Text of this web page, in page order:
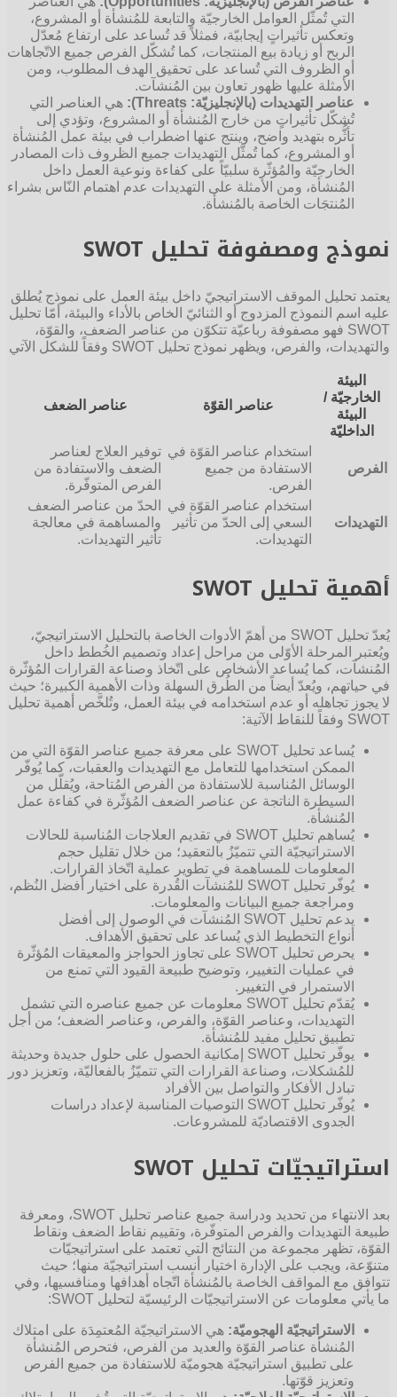
التي تُمثّل العوامل الخارجيّة والتابعة للمُنشأة أو المشروع،
وتعكس تأثيراتٍ إيجابيّة، فمثلاً قد تُساعد على ارتفاع مُعدّل
الربح أو زيادة بيع المنتجات، كما تُشكّل الفرص جميع الاتّجاهات
أو الظروف التي تُساعد على تحقيق الهدف المطلوب، ومن
الأمثلة عليها ظهور تعاون بين المُنشآت.
عناصر التهديدات (بالإنجليزيّة: Threats):
هي العناصر التي
تُشكّل تأثيراتٍ من خارج المُنشأة أو المشروع، وتؤدي إلى
تأثُّره بتهديد واضح، وينتج عنها اضطراب في بيئة عمل المُنشأة
أو المشروع، كما تُمثّل التهديدات جميع الظروف ذات المصادر
الخارجيّة والمُؤثّرة سلبيّاً على كفاءة ونوعية العمل داخل
المُنشأة، ومن الأمثلة على التهديدات عدم اهتمام النّاس بشراء
المُنتجَات الخاصة بالمُنشأة.
نموذج ومصفوفة تحليل SWOT
يعتمد تحليل الموقف الاستراتيجيّ داخل بيئة العمل على نموذج يُطلق
عليه اسم النموذج المزدوج أو الثنائيّ الخاص بالأداء والبيئة، أمّا تحليل
SWOT فهو مصفوفة رباعيّة تتكوّن من عناصر الضعف، والقوّة،
والتهديدات، والفرص، ويظهر نموذج تحليل SWOT وفقاً للشكل الآتي
البيئة
الخارجيّة /
البيئة
الداخليّة
عناصر القوّة عناصر الضعف
الفرص
استخدام عناصر القوّة في
الاستفادة من جميع
الفرص.
توفير العلاج لعناصر
الضعف والاستفادة من
الفرص المتوفّرة.
التهديدات
استخدام عناصر القوّة في
السعي إلى الحدّ من تأثير
التهديدات.
الحدّ من عناصر الضعف
والمساهمة في معالجة
تأثير التهديدات.
أهمية تحليل SWOT
يُعدّ تحليل SWOT من أهمّ الأدوات الخاصة بالتحليل الاستراتيجيّ،
ويُعتبر المرحلة الأوّلى من مراحل إعداد وتصميم الخُطط داخل
المُنشآت، كما يُساعد الأشخاص على اتّخاذ وصناعة القرارات المُؤثّرة
في حياتهم، ويُعدّ أيضاً من الطُرق السهلة وذات الأهمية الكبيرة؛ حيث
لا يجوز تجاهله أو عدم استخدامه في بيئة العمل، وتُلخَّص أهمية تحليل
SWOT وفقاً للنقاط الآتية:
يُساعد تحليل SWOT على معرفة جميع عناصر القوّة التي من
الممكن استخدامها للتعامل مع التهديدات والعقبات، كما يُوفّر
الوسائل المُناسبة للاستفادة من الفرص المُتاحة، ويُقلّل من
السيطرة الناتجة عن عناصر الضعف المُؤثّرة في كفاءة عمل
المُنشأة.
يُساهم تحليل SWOT في تقديم العلاجات المُناسبة للحالات
الاستراتيجيّة التي تتميّزُ بالتعقيد؛ من خلال تقليل حجم
المعلومات للمساهمة في تطوير عملية اتّخاذ القرارات.
يُوفّر تحليل SWOT للمُنشآت القُدرة على اختيار أفضل النُظم،
ومراجعة جميع البيانات والمعلومات.
يدعم تحليل SWOT المُنشآت في الوصول إلى أفضل
أنواع التخطيط الذي يُساعد على تحقيق الأهداف.
يحرص تحليل SWOT على تجاوز الحواجز والمعيقات المُؤثّرة
في عمليات التغيير، وتوضيح طبيعة القيود التي تمنع من
الاستمرار في التغيير.
يُقدّم تحليل SWOT معلومات عن جميع عناصره التي تشمل
التهديدات، وعناصر القوّة، والفرص، وعناصر الضعف؛ من أجل
تطبيق تحليل مفيد للمُنشأة.
يوفّر تحليل SWOT إمكانية الحصول على حلول جديدة وحديثة
للمُشكلات، وصناعة القرارات التي تتميّزُ بالفعاليّة، وتعزيز دور
تبادل الأفكار والتواصل بين الأفراد
يُوفّر تحليل SWOT التوصيات المناسبة لإعداد دراسات
الجدوى الاقتصاديّة للمشروعات.
استراتيجيّات تحليل SWOT
بعد الانتهاء من تحديد ودراسة جميع عناصر تحليل SWOT، ومعرفة
طبيعة التهديدات والفرص المتوفّرة، وتقييم نقاط الضعف ونقاط
القوّة، تظهر مجموعة من النتائج التي تعتمد على استراتيجيّات
متنوّعة، ويجب على الإدارة اختيار أنسب استراتيجيّة منها؛ حيث
تتوافق مع المواقف الخاصة بالمُنشأة اتّجاه أهدافها ومنافسيها، وفي
ما يأتي معلومات عن الاستراتيجيّات الرئيسيّة لتحليل SWOT:
الاستراتيجيّة الهجوميّة: هي الاستراتيجيّة المُعتمِدَة على امتلاك
المُنشأة عناصر القوّة والعديد من الفرص، فتحرص المُنشأة
على تطبيق استراتيجيّة هجوميّة للاستفادة من جميع الفرص
وتعزيز قوّتها.